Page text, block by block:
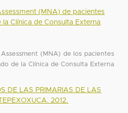
(MNA) de pacientes
Clínica de Consulta Externa
(MNA) de los pacientes
de la Clínica de Consulta Externa
DE LAS PRIMARIAS DE LAS
2012.